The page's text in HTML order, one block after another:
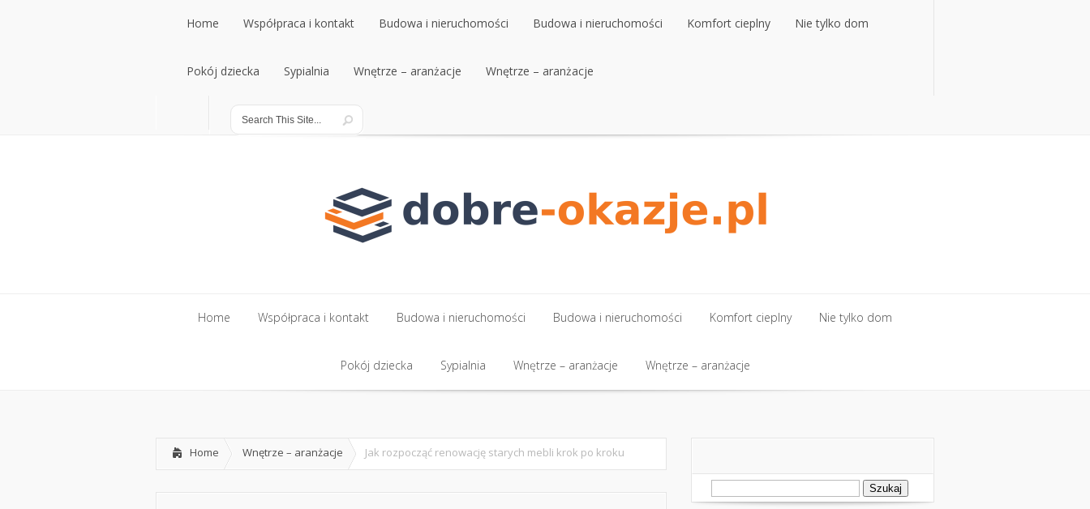
Home
Home
Współpraca i kontakt
Współpraca i kontakt
Budowa i nieruchomości
Budowa i nieruchomości
Budowa i nieruchomości
Budowa i nieruchomości
Komfort cieplny Nie tylko dom
Pokój dziecka
Pokój dziecka
Sypialnia
Sypialnia
Wnętrze – aranżacje Wnętrze – aranżacje
Home Współpraca i kontakt
Współpraca i kontakt
Budowa i nieruchomości
Budowa i nieruchomości
Budowa i nieruchomości
Budowa i nieruchomości
Komfort cieplny
Komfort cieplny
Nie tylko dom
Pokój dziecka Sypialnia Wnętrze – aranżacje Wnętrze – aranżacje
Home Wnętrze – aranżacje Jak rozpocząć renowację starych mebli krok po kroku
Szukaj: